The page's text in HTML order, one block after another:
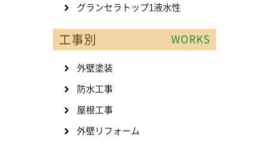
グランセラトップ1液水性
工事別 WORKS
外壁塗装
防水工事
屋根工事
外壁リフォーム